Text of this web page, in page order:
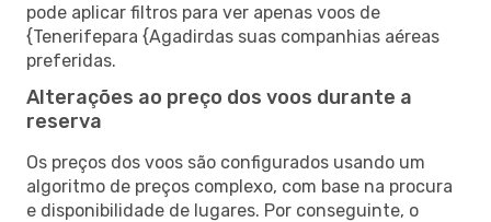
pode aplicar filtros para ver apenas voos de
{Tenerifepara {Agadirdas suas companhias aéreas
preferidas.
Alterações ao preço dos voos durante a
reserva
Os preços dos voos são configurados usando um
algoritmo de preços complexo, com base na procura
e disponibilidade de lugares. Por conseguinte, o